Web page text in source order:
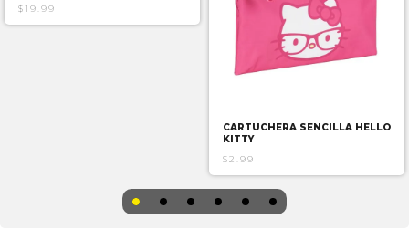
$19.99
CARTUCHERA SENCILLA HELLO
KITTY
$2.99